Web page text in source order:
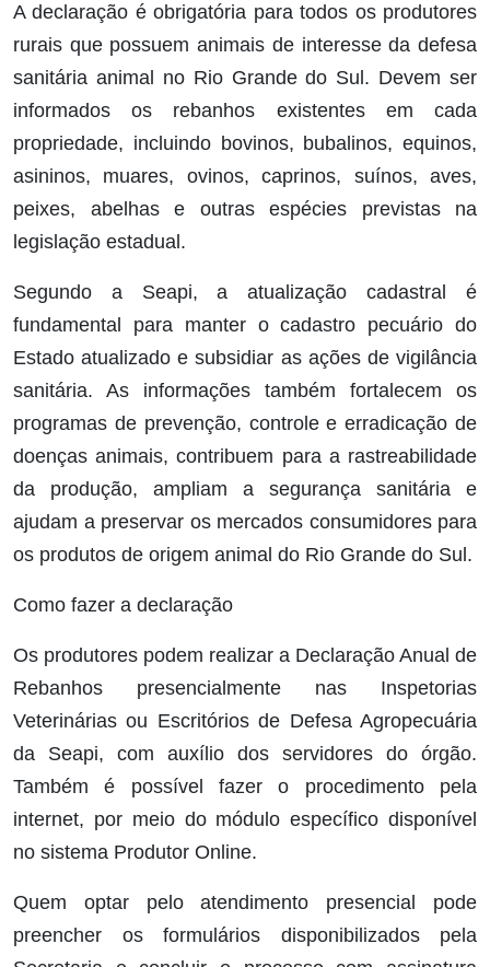
A declaração é obrigatória para todos os produtores
rurais que possuem animais de interesse da defesa
sanitária animal no Rio Grande do Sul. Devem ser
informados os rebanhos existentes em cada
propriedade, incluindo bovinos, bubalinos, equinos,
asininos, muares, ovinos, caprinos, suínos, aves,
peixes, abelhas e outras espécies previstas na
legislação estadual.
Segundo a Seapi, a atualização cadastral é
fundamental para manter o cadastro pecuário do
Estado atualizado e subsidiar as ações de vigilância
sanitária. As informações também fortalecem os
programas de prevenção, controle e erradicação de
doenças animais, contribuem para a rastreabilidade
da produção, ampliam a segurança sanitária e
ajudam a preservar os mercados consumidores para
os produtos de origem animal do Rio Grande do Sul.
Como fazer a declaração
Os produtores podem realizar a Declaração Anual de
Rebanhos presencialmente nas Inspetorias
Veterinárias ou Escritórios de Defesa Agropecuária
da Seapi, com auxílio dos servidores do órgão.
Também é possível fazer o procedimento pela
internet, por meio do módulo específico disponível
no sistema Produtor Online.
Quem optar pelo atendimento presencial pode
preencher os formulários disponibilizados pela